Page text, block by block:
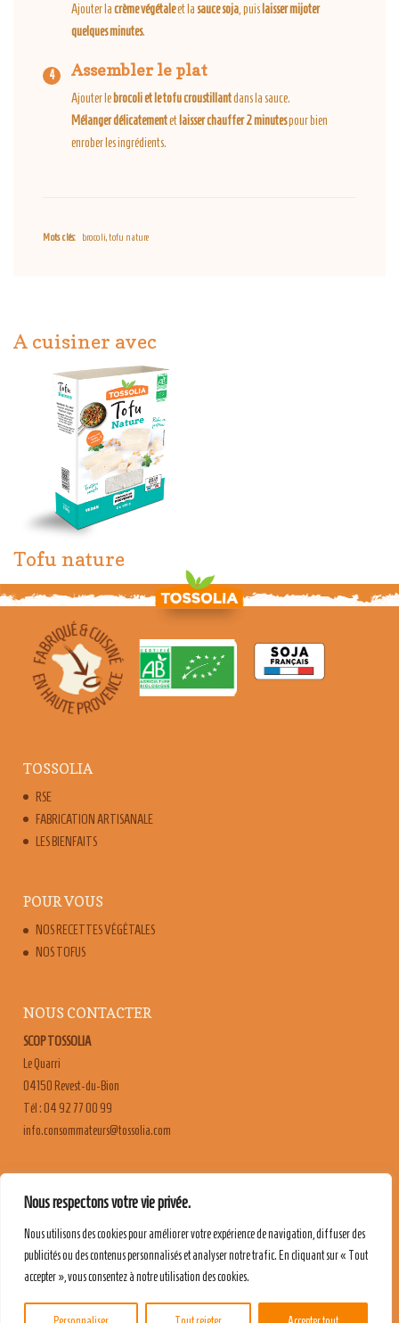
Nous respectons votre vie privée.
Nous utilisons des cookies pour améliorer votre expérience de navigation, diffuser des
publicités ou des contenus personnalisés et analyser notre trafic. En cliquant sur « Tout
accepter », vous consentez à notre utilisation des cookies.
Ajouter lacrème végétaleet lasauce soja , puis laisser mijoter
quelques minutes.
Assembler le plat
Ajouter le brocoli et le tofu croustillantdans la sauce.
Mélanger délicatementet laisser chauffer 2 minutespour bien
enrober les ingrédients.
Mots clés: brocoli, tofu nature
A cuisiner avec
Tofu nature
TOSSOLIA
RSE
FABRICATION ARTISANALE
LES BIENFAITS
POUR VOUS
NOS RECETTES VÉGÉTALES
NOS TOFUS
NOUS CONTACTER
SCOP TOSSOLIA
Le Quarri
04150 Revest-du-Bion
Tél : 04 92 77 00 99
moc.ailossot@sruetammosnoc.ofni
CONTACT & RECRUTEMENT
MENTIONS LÉGALES
POLITIQUE DE CONFIDENTIALITÉ